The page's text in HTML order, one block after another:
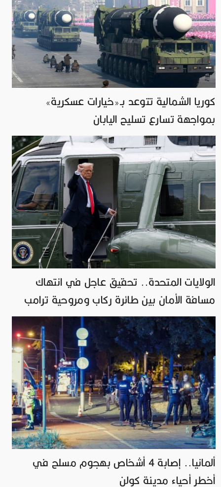
كوريا الشمالية تتوعد بـ«خيارات عسكرية»
بمواجهة تسارع تسليح اليابان
الولايات المتحدة.. تحقيق عاجل في انتهاك
مسافة الأمان بين طائرة ركاب ومروحية ترامب
ألمانيا.. إصابة 4 أشخاص بهجوم مسلح في
أخطر أحياء مدينة كولن